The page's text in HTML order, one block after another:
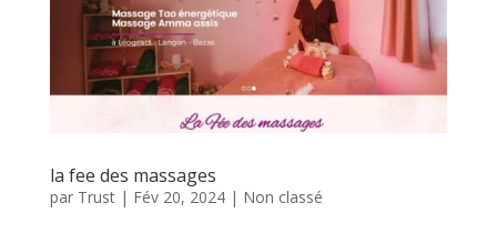
la fee des massages
par Trust| Fév 20, 2024| Non classé